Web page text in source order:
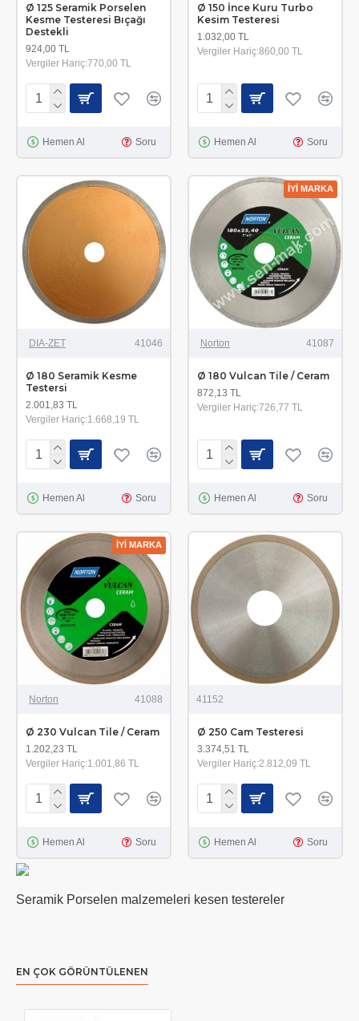
Ø 125 Seramik Porselen
Kesme Testeresi Bıçağı
Destekli
924,00 TL
Vergiler Hariç:770,00 TL
Hemen Al Soru
Ø 150 İnce Kuru Turbo
Kesim Testeresi
1.032,00 TL
Vergiler Hariç:860,00 TL
Hemen Al Soru
DIA-ZET 41046
Ø 180 Seramik Kesme
Testersi
2.001,83 TL
Vergiler Hariç:1.668,19 TL
Hemen Al Soru
İYİ MARKA
Norton 41087
Ø 180 Vulcan Tile / Ceram
872,13 TL
Vergiler Hariç:726,77 TL
Hemen Al Soru
İYİ MARKA
Norton 41088
Ø 230 Vulcan Tile / Ceram
1.202,23 TL
Vergiler Hariç:1.001,86 TL
Hemen Al Soru
41152
Ø 250 Cam Testeresi
3.374,51 TL
Vergiler Hariç:2.812,09 TL
Hemen Al Soru
Seramik Porselen malzemeleri kesen testereler
EN ÇOK GÖRÜNTÜLENEN